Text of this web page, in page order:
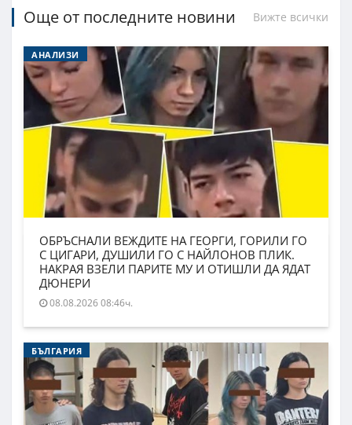
Още от последните новини Вижте всички
АНАЛИЗИ
ОБРЪСНАЛИ ВЕЖДИТЕ НА ГЕОРГИ, ГОРИЛИ ГО
С ЦИГАРИ, ДУШИЛИ ГО С НАЙЛОНОВ ПЛИК.
НАКРАЯ ВЗЕЛИ ПАРИТЕ МУ И ОТИШЛИ ДА ЯДАТ
ДЮНЕРИ
08.08.2026 08:46ч.
БЪЛГАРИЯ